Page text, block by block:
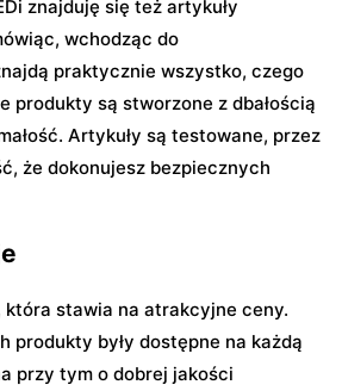
znajduję się też artykuły
wchodząc do
praktycznie wszystko, czego
produkty są stworzone z dbałością
Artykuły są testowane, przez
że dokonujesz bezpiecznych
która stawia na atrakcyjne ceny.
produkty były dostępne na każdą
przy tym o dobrej jakości